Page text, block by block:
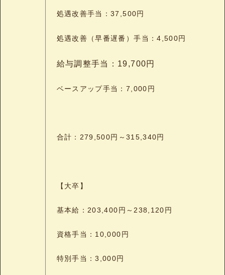
処遇改善手当：37,500円
処遇改善（早番遅番）手当：4,500円
給与調整手当：19,700円
ベースアップ手当：7,000円
合計：279,500円～315,340 円
【大卒】
基本給：203,400円～238,120円
資格手当：10,000円
特別手当：3,000円